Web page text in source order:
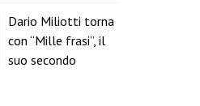
Dario Miliotti torna
con “Mille frasi”, il
suo secondo